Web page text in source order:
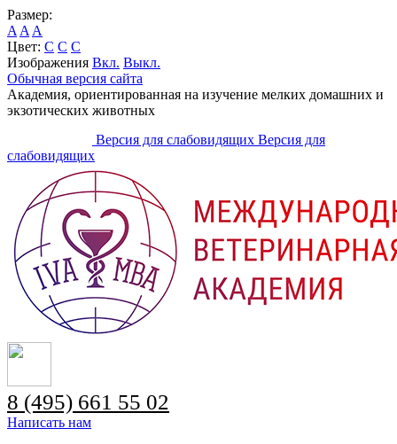
Размер:
A A A
Цвет: C C C
Изображения Вкл. Выкл.
Обычная версия сайта
Академия, ориентированная на изучение мелких домашних и
экзотических животных
Версия для слабовидящих Версия для
слабовидящих
8 (495) 661 55 02
Написать нам